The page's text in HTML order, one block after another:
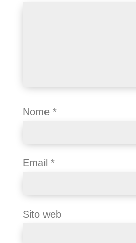
Nome *
Email *
Sito web